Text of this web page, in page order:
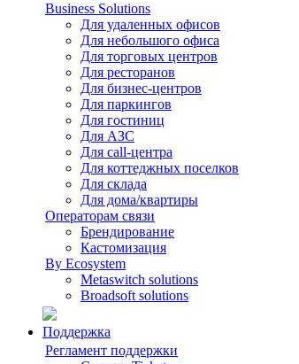
Business Solutions
Для удаленных офисов
Для небольшого офиса
Для торговых центров
Для ресторанов
Для бизнес-центров
Для паркингов
Для гостиниц
Для АЗС
Для call-центра
Для коттеджных поселков
Для склада
Для дома/квартиры
Операторам связи
Брендирование
Кастомизация
By Ecosystem
Metaswitch solutions
Broadsoft solutions
Поддержка
Регламент поддержки